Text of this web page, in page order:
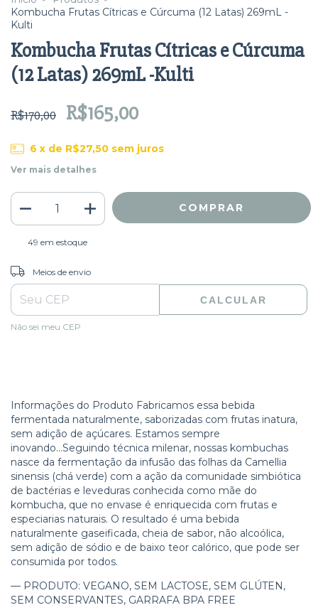
Kombucha Frutas Cítricas e Cúrcuma (12 Latas) 269mL -
Kulti
Kombucha Frutas Cítricas e Cúrcuma
(12 Latas) 269mL -Kulti
R$170,00 R$165,00
6 x de R$27,50 sem juros
Ver mais detalhes
49 em estoque
Entregas para o CEP:
Meios de envio
CALCULAR
Não sei meu CEP
Informações do Produto Fabricamos essa bebida
fermentada naturalmente, saborizadas com frutas inatura,
sem adição de açúcares. Estamos sempre
inovando...Seguindo técnica milenar, nossas kombuchas
nasce da fermentação da infusão das folhas da Camellia
sinensis (chá verde) com a ação da comunidade simbiótica
de bactérias e leveduras conhecida como mãe do
kombucha, que no envase é enriquecida com frutas e
especiarias naturais. O resultado é uma bebida
naturalmente gaseificada, cheia de sabor, não alcoólica,
sem adição de sódio e de baixo teor calórico, que pode ser
consumida por todos.
— PRODUTO: VEGANO, SEM LACTOSE, SEM GLÚTEN,
SEM CONSERVANTES, GARRAFA BPA FREE